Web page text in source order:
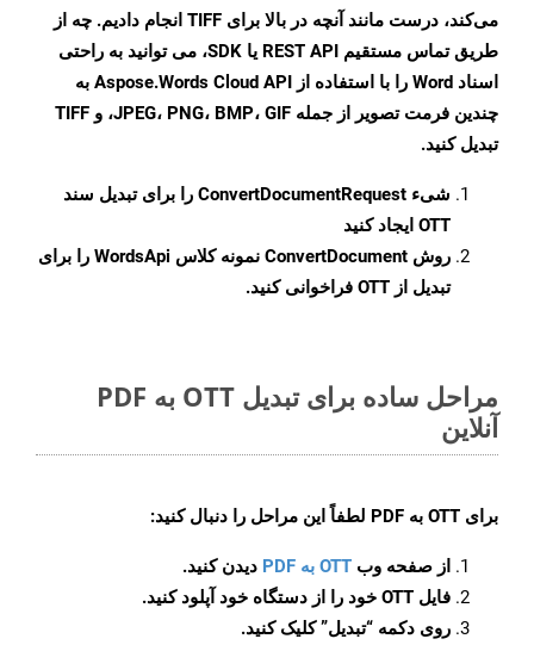
می‌کند، درست مانند آنچه در بالا برای TIFF انجام دادیم. چه از
طریق تماس مستقیم REST API یا SDK، می توانید به راحتی
اسناد Word را با استفاده از Aspose.Words Cloud API به
چندین فرمت تصویر از جمله JPEG، PNG، BMP، GIF، و TIFF
تبدیل کنید.
شیء ConvertDocumentRequest را برای تبدیل سند
OTT ایجاد کنید
روش ConvertDocument
نمونه کلاس WordsApi را برای
تبدیل از OTT فراخوانی کنید.
مراحل ساده برای تبدیل OTT به PDF
آنلاین
برای OTT به PDF لطفاً این مراحل را دنبال کنید:
از صفحه وب OTT به PDF
دیدن کنید.
فایل OTT خود را از دستگاه خود آپلود کنید.
روی دکمه “تبدیل”کلیک کنید.